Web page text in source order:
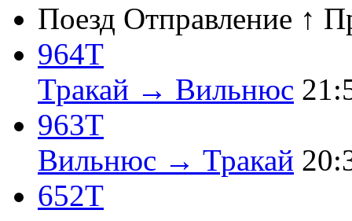
Поезд Отправление ↑
964Т
Тракай → Вильнюс
963Т
Вильнюс → Тракай
652Т